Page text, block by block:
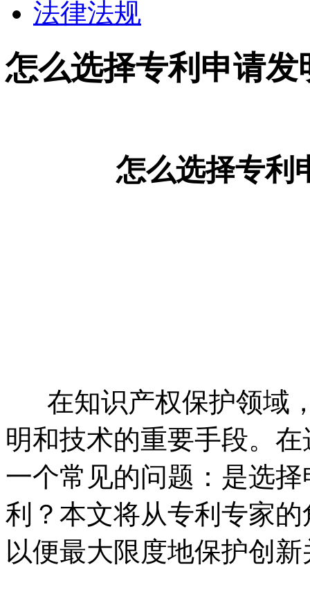
法律法规
怎么选择专利申请发
怎么选择专利
在知识产权保护领域
明和技术的重要手段。
一个常见的问题：是选
利？本文将从专利专家
以便最大限度地保护创